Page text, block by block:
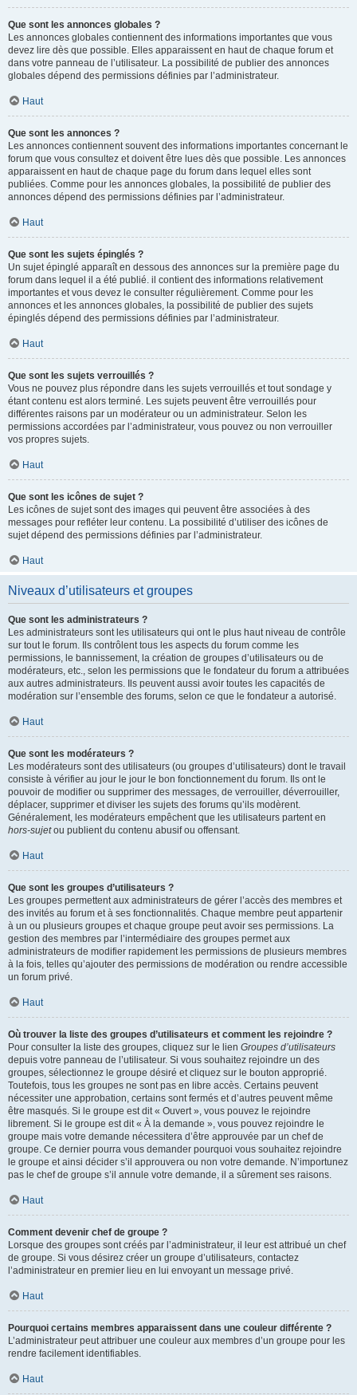
Que sont les annonces globales ?
Les annonces globales contiennent des informations importantes que vous
devez lire dès que possible. Elles apparaissent en haut de chaque forum et
dans votre panneau de l’utilisateur. La possibilité de publier des annonces
globales dépend des permissions définies par l’administrateur.
Haut
Que sont les annonces ?
Les annonces contiennent souvent des informations importantes concernant le
forum que vous consultez et doivent être lues dès que possible. Les annonces
apparaissent en haut de chaque page du forum dans lequel elles sont
publiées. Comme pour les annonces globales, la possibilité de publier des
annonces dépend des permissions définies par l’administrateur.
Haut
Que sont les sujets épinglés ?
Un sujet épinglé apparaît en dessous des annonces sur la première page du
forum dans lequel il a été publié. il contient des informations relativement
importantes et vous devez le consulter régulièrement. Comme pour les
annonces et les annonces globales, la possibilité de publier des sujets
épinglés dépend des permissions définies par l’administrateur.
Haut
Que sont les sujets verrouillés ?
Vous ne pouvez plus répondre dans les sujets verrouillés et tout sondage y
étant contenu est alors terminé. Les sujets peuvent être verrouillés pour
différentes raisons par un modérateur ou un administrateur. Selon les
permissions accordées par l’administrateur, vous pouvez ou non verrouiller
vos propres sujets.
Haut
Que sont les icônes de sujet ?
Les icônes de sujet sont des images qui peuvent être associées à des
messages pour refléter leur contenu. La possibilité d’utiliser des icônes de
sujet dépend des permissions définies par l’administrateur.
Haut
Niveaux d’utilisateurs et groupes
Que sont les administrateurs ?
Les administrateurs sont les utilisateurs qui ont le plus haut niveau de contrôle
sur tout le forum. Ils contrôlent tous les aspects du forum comme les
permissions, le bannissement, la création de groupes d’utilisateurs ou de
modérateurs, etc., selon les permissions que le fondateur du forum a attribuées
aux autres administrateurs. Ils peuvent aussi avoir toutes les capacités de
modération sur l’ensemble des forums, selon ce que le fondateur a autorisé.
Haut
Que sont les modérateurs ?
Les modérateurs sont des utilisateurs (ou groupes d’utilisateurs) dont le travail
consiste à vérifier au jour le jour le bon fonctionnement du forum. Ils ont le
pouvoir de modifier ou supprimer des messages, de verrouiller, déverrouiller,
déplacer, supprimer et diviser les sujets des forums qu’ils modèrent.
Généralement, les modérateurs empêchent que les utilisateurs partent en
hors-sujetou publient du contenu abusif ou offensant.
Haut
Que sont les groupes d’utilisateurs ?
Les groupes permettent aux administrateurs de gérer l’accès des membres et
des invités au forum et à ses fonctionnalités. Chaque membre peut appartenir
à un ou plusieurs groupes et chaque groupe peut avoir ses permissions. La
gestion des membres par l’intermédiaire des groupes permet aux
administrateurs de modifier rapidement les permissions de plusieurs membres
à la fois, telles qu’ajouter des permissions de modération ou rendre accessible
un forum privé.
Haut
Où trouver la liste des groupes d’utilisateurs et comment les rejoindre ?
Pour consulter la liste des groupes, cliquez sur le lien Groupes d’utilisateurs
depuis votre panneau de l’utilisateur. Si vous souhaitez rejoindre un des
groupes, sélectionnez le groupe désiré et cliquez sur le bouton approprié.
Toutefois, tous les groupes ne sont pas en libre accès. Certains peuvent
nécessiter une approbation, certains sont fermés et d’autres peuvent même
être masqués. Si le groupe est dit « Ouvert », vous pouvez le rejoindre
librement. Si le groupe est dit « À la demande », vous pouvez rejoindre le
groupe mais votre demande nécessitera d’être approuvée par un chef de
groupe. Ce dernier pourra vous demander pourquoi vous souhaitez rejoindre
le groupe et ainsi décider s’il approuvera ou non votre demande. N’importunez
pas le chef de groupe s’il annule votre demande, il a sûrement ses raisons.
Haut
Comment devenir chef de groupe ?
Lorsque des groupes sont créés par l’administrateur, il leur est attribué un chef
de groupe. Si vous désirez créer un groupe d’utilisateurs, contactez
l’administrateur en premier lieu en lui envoyant un message privé.
Haut
Pourquoi certains membres apparaissent dans une couleur différente ?
L’administrateur peut attribuer une couleur aux membres d’un groupe pour les
rendre facilement identifiables.
Haut